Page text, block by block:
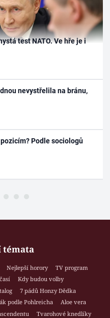
test NATO. Ve hře je i
nevystřelila na bránu,
Podle sociologů
témata
Nejlepší horory
TV program
Kdy budou volby
7 pádů Honzy Dědka
podle Pohlreicha
Aloe vera
Tvarohové knedlíky